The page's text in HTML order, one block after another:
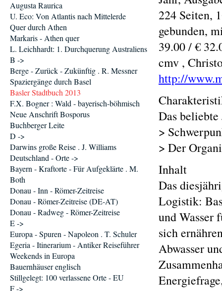
224 Seiten,
gebunden,
39.00 / €
cmv ,
http://
Das
>
> Der
Inhalt
Das
Logistik:
und Wasser
sich
Abwasser
Augusta Raurica
U. Eco: Von Atlantis nach Mittelerde
Quer durch Athen
Markaris - Athen quer
L. Leichhardt: 1. Durchquerung Australiens
B ->
Berge - Zurück - Zukünftig . R. Messner
Spaziergänge durch Basel
Basler Stadtbuch 2013
F.X. Bogner : Wald - bayerisch-böhmisch
Neue Anschrift Bosporus
Buchberger Leite
D ->
Darwins große Reise . J. Williams
Deutschland - Orte ->
Bayern - Kraftorte - Für Aufgeklärte . M.
Both
Donau - Inn - Römer-Zeitreise
Donau - Römer-Zeitreise (DE-AT)
Donau - Radweg - Römer-Zeitreise
E ->
Europa - Spuren - Napoleon . T. Schuler
Egeria - Itinerarium - Antiker Reiseführer
Weekends in Europa
Bauernhäuser englisch
Stillgelegt: 100 verlassene Orte - EU
F ->